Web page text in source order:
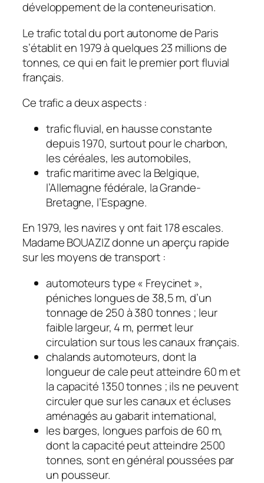
développement de la conteneurisation.
Le trafic total du port autonome de Paris
s’établit en 1979 à quelques 23 millions de
tonnes, ce qui en fait le premier port fluvial
français.
Ce trafic a deux aspects :
trafic fluvial, en hausse constante
depuis 1970, surtout pour le charbon,
les céréales, les automobiles,
trafic maritime avec la Belgique,
l’Allemagne fédérale, la Grande-
Bretagne, l’Espagne.
En 1979, les navires y ont fait 178 escales.
Madame BOUAZIZ donne un aperçu rapide
sur les moyens de transport :
automoteurs type « Freycinet »,
péniches longues de 38,5 m, d’un
tonnage de 250 à 380 tonnes ; leur
faible largeur, 4 m, permet leur
circulation sur tous les canaux français.
chalands automoteurs, dont la
longueur de cale peut atteindre 60 m et
la capacité 1350 tonnes ; ils ne peuvent
circuler que sur les canaux et écluses
aménagés au gabarit international,
les barges, longues parfois de 60 m,
dont la capacité peut atteindre 2500
tonnes, sont en général poussées par
un pousseur.